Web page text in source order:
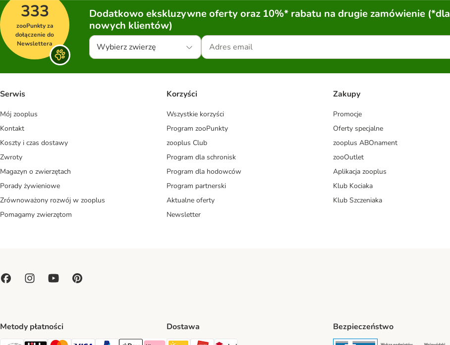
333
zooPunkty za
dołączenie do
Newslettera
Dodatkowo ekskluzywne oferty oraz 10%* rabatu na drugie zamówienie (*dla
nowych klientów)
Wybierz zwierzę
Serwis
Mój zooplus
Kontakt
Koszty i czas dostawy
Zwroty
Magazyn o zwierzętach
Porady żywieniowe
Zrównoważony rozwój w zooplus
Pomagamy zwierzętom
Korzyści
Wszystkie korzyści
Program zooPunkty
zooplus Club
Program dla schronisk
Program dla hodowców
Program partnerski
Aktualne oferty
Newsletter
Zakupy
Promocje
Oferty specjalne
zooplus ABOnament
zooOutlet
Aplikacja zooplus
Klub Kociaka
Klub Szczeniaka
Metody płatności Dostawa
Paczkomat® Shipping Method
ORLEN Paczka Shipping Method
Bezpieczeństwo
Security Security